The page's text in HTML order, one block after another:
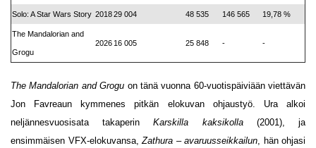
Solo: A Star Wars Story 201829 004 48 535 146 565 19,78 %
The Mandalorian and
Grogu
2026 16 005 25 848 - -
The Mandalorian and Grogu on tänä vuonna 60-vuotispäiviään viettävän
Jon Favreaun kymmenes pitkän elokuvan ohjaustyö. Ura alkoi
neljännesvuosisata takaperinKarskilla kaksikolla (2001), ja
ensimmäisen VFX-elokuvansa,Zathura – avaruusseikkailun, hän ohjasi